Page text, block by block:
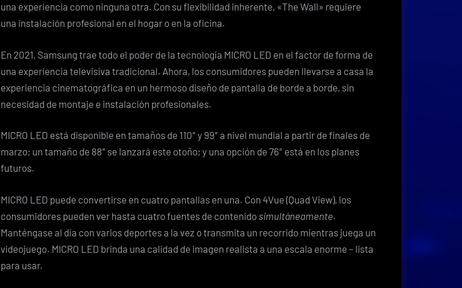
una experiencia como ninguna otra. Con su flexibilidad inherente, «The Wall» requiere
una instalación profesional en el hogar o en la oficina.
En 2021, Samsung trae todo el poder de la tecnología MICRO LED en el factor de forma de
una experiencia televisiva tradicional. Ahora, los consumidores pueden llevarse a casa la
experiencia cinematográfica en un hermoso diseño de pantalla de borde a borde, sin
necesidad de montaje e instalación profesionales.
MICRO LED está disponible en tamaños de 110″ y 99″ a nivel mundial a partir de finales de
marzo; un tamaño de 88″ se lanzará este otoño; y una opción de 76″ está en los planes
futuros.
MICRO LED puede convertirse en cuatro pantallas en una. Con 4Vue (Quad View), los
consumidores pueden ver hasta cuatro fuentes de contenido simultáneamente.
Manténgase al día con varios deportes a la vez o transmita un recorrido mientras juega un
videojuego. MICRO LED brinda una calidad de imagen realista a una escala enorme – lista
para usar.